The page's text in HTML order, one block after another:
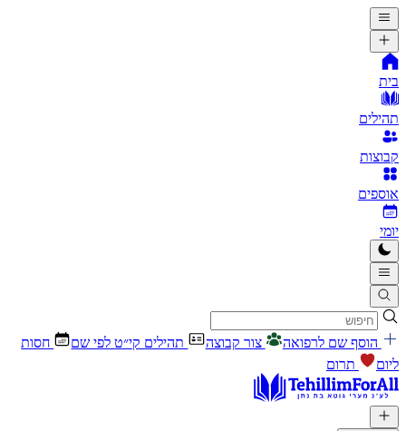
בית
תהילים
קבוצות
אוספים
יומי
הוסף שם לרפואה צור קבוצה תהילים קי״ט לפי שם
חסות
ליום
תרום